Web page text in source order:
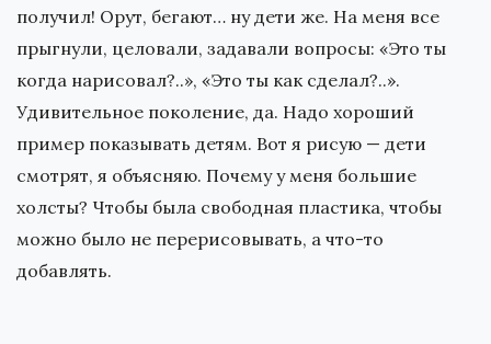
получил! Орут, бегают… ну дети же. На меня все
прыгнули, целовали, задавали вопросы: «Это ты
когда нарисовал?..», «Это ты как сделал?..».
Удивительное поколение, да. Надо хороший
пример показывать детям. Вот я рисую — дети
смотрят, я объясняю. Почему у меня большие
холсты? Чтобы была свободная пластика, чтобы
можно было не перерисовывать, а что-то
добавлять.